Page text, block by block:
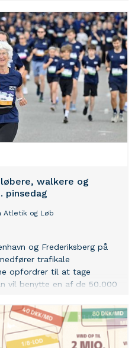
walkere og
pinsedag
Atletik og Løb
og Frederiksberg på
trafikale
opfordrer til at tage
vil benytte en af de 50.000